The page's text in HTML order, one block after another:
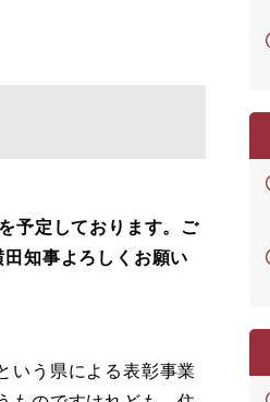
予定しております。ご
知事よろしくお願い
いう県による表彰事業